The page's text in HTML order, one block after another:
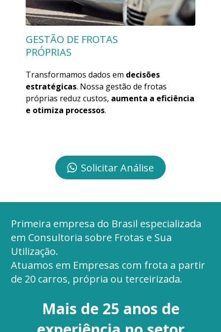
GESTÃO DE FROTAS
PRÓPRIAS
Transformamos dados em decisões
estratégicas. Nossa gestão de frotas
próprias reduz custos, aumenta a eficiência
e otimiza processos.
Solicitar Análise
Primeira empresa do Brasil especializada
em Consultoria sobre Frotas e Sua
Utilização.
Atuamos em Empresas com frota a partir
de 20 carros, própria ou terceirizada.
Mais de 25 anos de